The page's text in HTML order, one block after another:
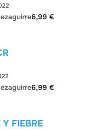
6,99 €
6,99 €
FIEBRE